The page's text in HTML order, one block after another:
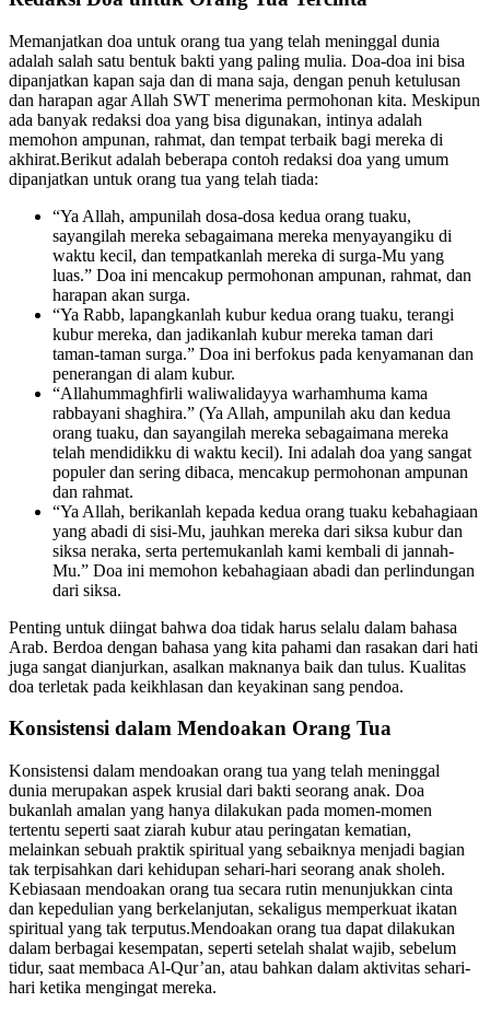
Memanjatkan doa untuk orang tua yang telah meninggal dunia
adalah salah satu bentuk bakti yang paling mulia. Doa-doa ini bisa
dipanjatkan kapan saja dan di mana saja, dengan penuh ketulusan
dan harapan agar Allah SWT menerima permohonan kita. Meskipun
ada banyak redaksi doa yang bisa digunakan, intinya adalah
memohon ampunan, rahmat, dan tempat terbaik bagi mereka di
akhirat.Berikut adalah beberapa contoh redaksi doa yang umum
dipanjatkan untuk orang tua yang telah tiada:
“Ya Allah, ampunilah dosa-dosa kedua orang tuaku,
sayangilah mereka sebagaimana mereka menyayangiku di
waktu kecil, dan tempatkanlah mereka di surga-Mu yang
luas.” Doa ini mencakup permohonan ampunan, rahmat, dan
harapan akan surga.
“Ya Rabb, lapangkanlah kubur kedua orang tuaku, terangi
kubur mereka, dan jadikanlah kubur mereka taman dari
taman-taman surga.” Doa ini berfokus pada kenyamanan dan
penerangan di alam kubur.
“Allahummaghfirli waliwalidayya warhamhuma kama
rabbayani shaghira.” (Ya Allah, ampunilah aku dan kedua
orang tuaku, dan sayangilah mereka sebagaimana mereka
telah mendidikku di waktu kecil). Ini adalah doa yang sangat
populer dan sering dibaca, mencakup permohonan ampunan
dan rahmat.
“Ya Allah, berikanlah kepada kedua orang tuaku kebahagiaan
yang abadi di sisi-Mu, jauhkan mereka dari siksa kubur dan
siksa neraka, serta pertemukanlah kami kembali di jannah-
Mu.” Doa ini memohon kebahagiaan abadi dan perlindungan
dari siksa.
Penting untuk diingat bahwa doa tidak harus selalu dalam bahasa
Arab. Berdoa dengan bahasa yang kita pahami dan rasakan dari hati
juga sangat dianjurkan, asalkan maknanya baik dan tulus. Kualitas
doa terletak pada keikhlasan dan keyakinan sang pendoa.
Konsistensi dalam Mendoakan Orang Tua
Konsistensi dalam mendoakan orang tua yang telah meninggal
dunia merupakan aspek krusial dari bakti seorang anak. Doa
bukanlah amalan yang hanya dilakukan pada momen-momen
tertentu seperti saat ziarah kubur atau peringatan kematian,
melainkan sebuah praktik spiritual yang sebaiknya menjadi bagian
tak terpisahkan dari kehidupan sehari-hari seorang anak sholeh.
Kebiasaan mendoakan orang tua secara rutin menunjukkan cinta
dan kepedulian yang berkelanjutan, sekaligus memperkuat ikatan
spiritual yang tak terputus.Mendoakan orang tua dapat dilakukan
dalam berbagai kesempatan, seperti setelah shalat wajib, sebelum
tidur, saat membaca Al-Qur’an, atau bahkan dalam aktivitas sehari-
hari ketika mengingat mereka.